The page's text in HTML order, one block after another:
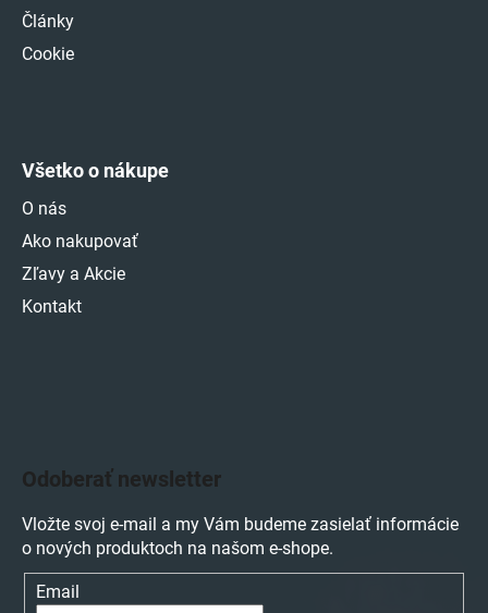
Články
Cookie
Všetko o nákupe
O nás
Ako nakupovať
Zľavy a Akcie
Kontakt
Odoberať newsletter
Vložte svoj e-mail a my Vám budeme zasielať informácie
o nových produktoch na našom e-shope.
Email